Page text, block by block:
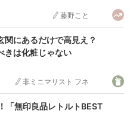
藤野こと
関にあるだけで高見え？
きは化粧じゃない
非ミニマリスト フネ
「無印良品レトルトBEST